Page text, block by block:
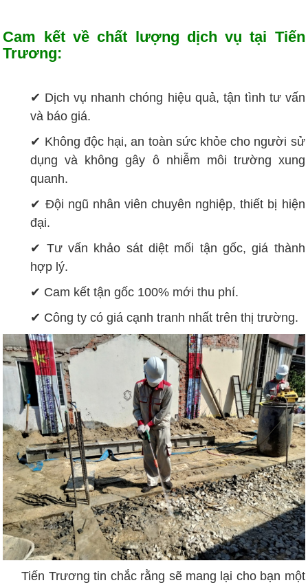
Cam kết về chất lượng dịch vụ tại Tiến
Trương:
✔ Dịch vụ nhanh chóng hiệu quả, tận tình tư vấn
và báo giá.
✔ Không độc hại, an toàn sức khỏe cho người sử
dụng và không gây ô nhiễm môi trường xung
quanh.
✔ Đội ngũ nhân viên chuyên nghiệp, thiết bị hiện
đại.
✔ Tư vấn khảo sát diệt mối tận gốc, giá thành
hợp lý.
✔ Cam kết tận gốc 100% mới thu phí.
✔ Công ty có giá cạnh tranh nhất trên thị trường.
Tiến Trương tin chắc rằng sẽ mang lại cho bạn một